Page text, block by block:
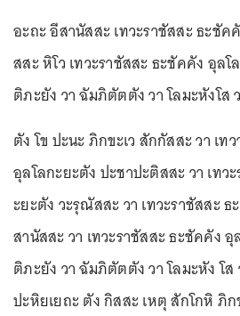
อะถะ อีสานัสสะ เทวะราชัสสะ ธะชัค
สสะ หิโว เทวะราชัสสะ ธะชัคคัง อุล
ติภะยัง วา ฉัมภิตัตตัง วา โลมะหังโส
ตัง โข ปะนะ ภิกขะเว สักกัสสะ วา เ
อุลโลกะยะตัง ปะชาปะติสสะ วา เทว
ะยะตัง วะรุณัสสะ วา เทวะราชัสสะ
สานัสสะ วา เทวะราชัสสะ ธะชัคคัง
ติภะยัง วา ฉัมภิตัตตัง วา โลมะหัง โส
ปะหิยเยถะ ตัง กิสสะ เหตุ สักโกหิ ภิก